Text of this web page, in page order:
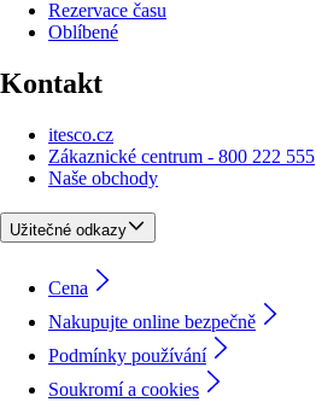
Rezervace času
Oblíbené
Kontakt
itesco.cz
Zákaznické centrum - 800 222 555
Naše obchody
Užitečné odkazy
Cena
Nakupujte online bezpečně
Podmínky používání
Soukromí a cookies